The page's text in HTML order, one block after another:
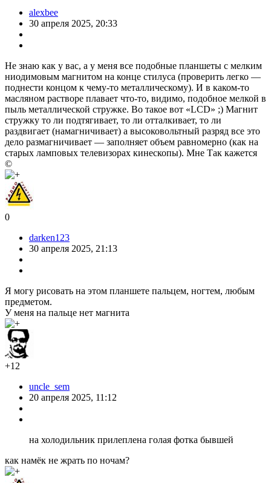
alexbee
30 апреля 2025, 20:33
Не знаю как у вас, а у меня все подобные планшеты с мелким
ниодимовым магнитом на конце стилуса (проверить легко —
поднести концом к чему-то металлическому). И в каком-то
масляном растворе плавает что-то, видимо, подобное мелкой в
пыль металлической стружке. Во такое вот «LCD» ;) Магнит
стружку то ли подтягивает, то ли отталкивает, то ли
раздвигает (намагничивает) а высоковольтный разряд все это
дело размагничивает — заполняет объем равномерно (как на
старых ламповых телевизорах кинескопы). Мне Так кажется
©
0
darken123
30 апреля 2025, 21:13
Я могу рисовать на этом планшете пальцем, ногтем, любым
предметом.
У меня на пальце нет магнита
+12
uncle_sem
20 апреля 2025, 11:12
на холодильник прилеплена голая фотка бывшей
как намёк не жрать по ночам?